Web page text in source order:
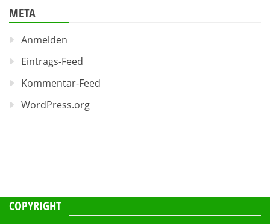
META
Anmelden
Eintrags-Feed
Kommentar-Feed
WordPress.org
COPYRIGHT